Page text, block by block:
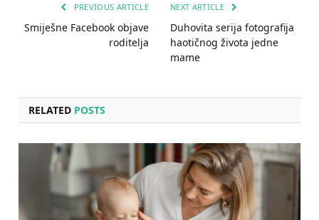
PREVIOUS ARTICLE
Smiješne Facebook objave
roditelja
NEXT ARTICLE
Duhovita serija fotografija
haotičnog života jedne
mame
RELATED POSTS